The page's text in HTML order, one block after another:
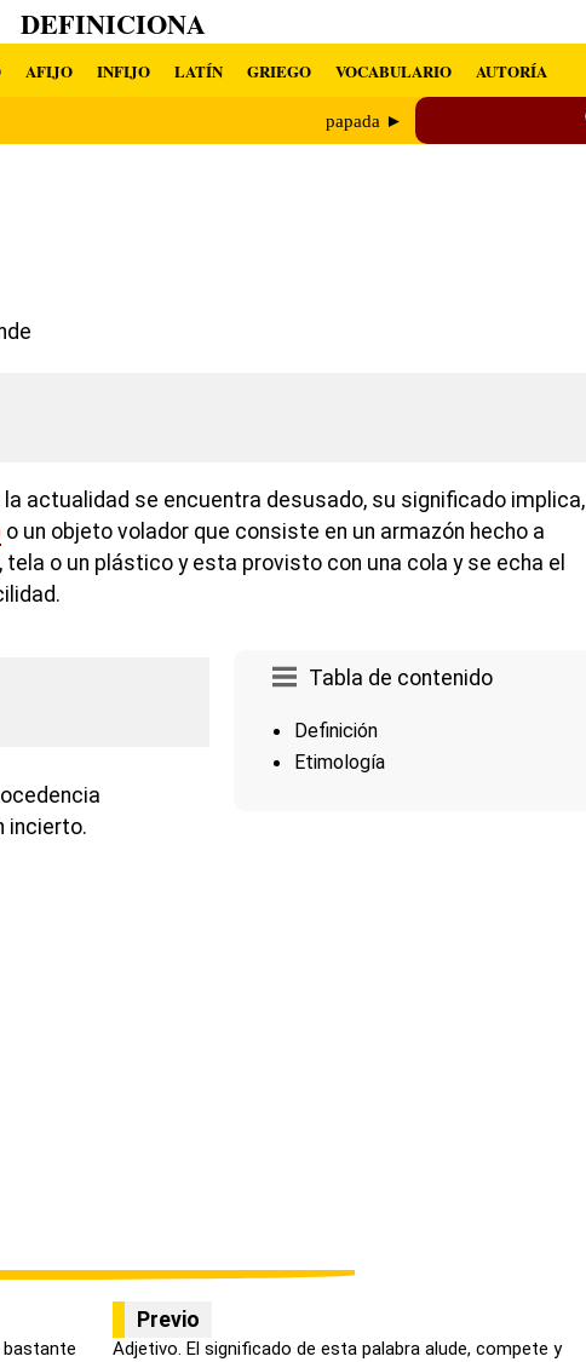
DEFINICIONA
AFIJO INFIJO LATÍN GRIEGO VOCABULARIO AUTORÍA
papada ►
actualidad se encuentra desusado, su significado implica,
o un objeto volador que consiste en un armazón hecho a
o un plástico y esta provisto con una cola y se echa el
Tabla de contenido
Definición
Etimología
incierto.
bastante
Previo
Adjetivo. El significado de esta palabra alude, compete y